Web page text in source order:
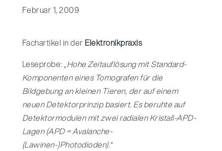
Februar 1, 2009
Fachartikel in der Elektronikpraxis
Leseprobe:„Hohe Zeitauflösung mit Standard-
Komponenten eines Tomografen für die
Bildgebung an kleinen Tieren, der auf einem
neuen Detektorprinzip basiert. Es beruhte auf
Detektormodulen mit zwei radialen Kristall-APD-
Lagen (APD = Avalanche-
(Lawinen-)Photodioden).“